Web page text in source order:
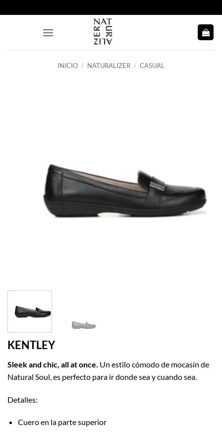
al
INICIO / NATURALIZER / CASUAL
KENTLEY
Sleek and chic, all at once. Un estilo cómodo de mocasín de
Natural Soul, es perfecto para ir donde sea y cuando sea.
Detalles:
Cuero en la parte superior